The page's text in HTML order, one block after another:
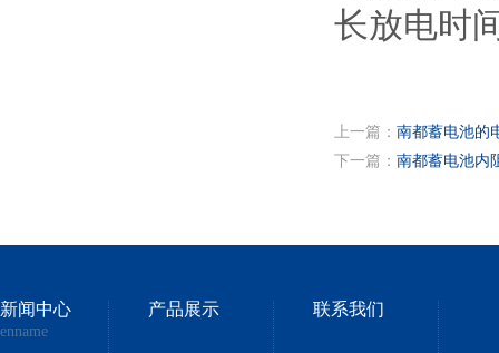
长放电时
上一篇： 南都蓄电池的
下一篇： 南都蓄电池内
新闻中心
enname
产品展示 联系我们